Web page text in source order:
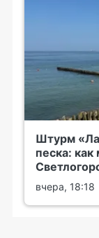
Штурм
песка:
вчера, 18:18